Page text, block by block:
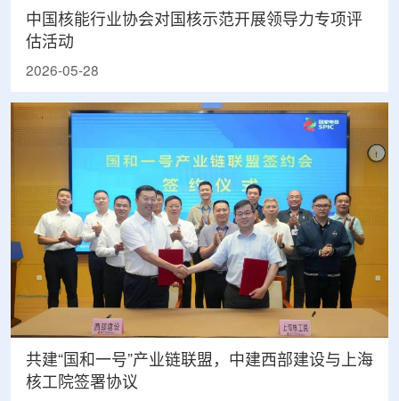
中国核能行业协会对国核示范开展领导力专项评
估活动
2026-05-28
共建“国和一号”产业链联盟，中建西部建设与上海
核工院签署协议